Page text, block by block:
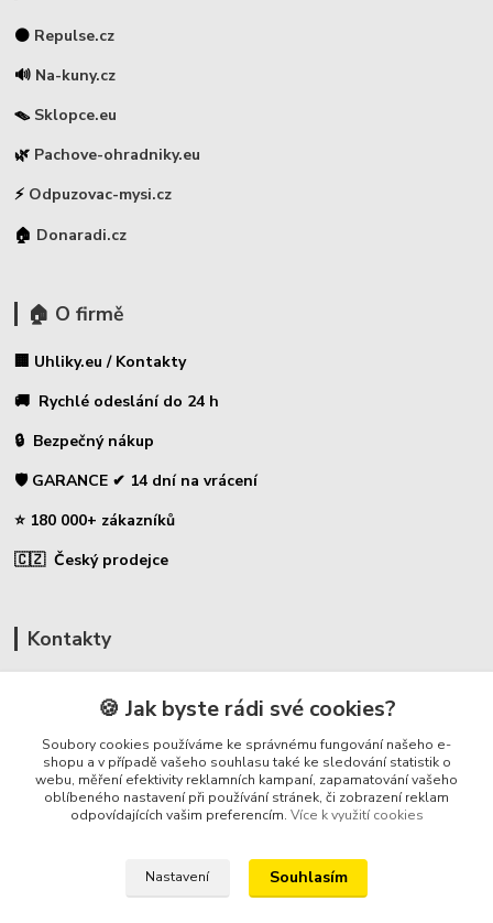
⚫ Repulse.cz
🔊 Na-kuny.cz
🪤 Sklopce.eu
🌿 Pachove-ohradniky.eu
⚡ Odpuzovac-mysi.cz
🏠 Donaradi.cz
🏠 O firmě
🏢 Uhliky.eu / Kontakty
🚚 Rychlé odeslání do 24 h
🔒 Bezpečný nákup
🛡️ GARANCE ✔ 14 dní na vrácení
⭐ 180 000+ zákazníků
🇨🇿 Český prodejce
Kontakty
🛡️ Zákaznická podpora
📞 728 007 997
⏰ Po-Pá - 7:00 - 13:30
info@repulse.cz
🍪 Jak byste rádi své cookies?
Soubory cookies používáme ke správnému fungování našeho e-
shopu a v případě vašeho souhlasu také ke sledování statistik o
webu, měření efektivity reklamních kampaní, zapamatování vašeho
oblíbeného nastavení při používání stránek, či zobrazení reklam
odpovídajících vašim preferencím. Více k využití cookies
Nastavení Souhlasím